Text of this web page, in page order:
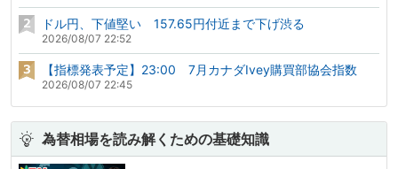
ドル円、下値堅い 157.65円付近まで下げ渋る
2026/08/07 22:52
【指標発表予定】23:00 7月カナダIvey購買部協会指数
2026/08/07 22:45
為替相場を読み解くための基礎知識